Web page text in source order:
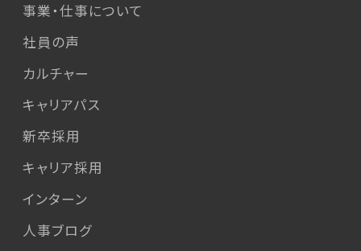
事業・仕事について
社員の声
カルチャー
キャリアパス
新卒採用
キャリア採用
インターン
人事ブログ